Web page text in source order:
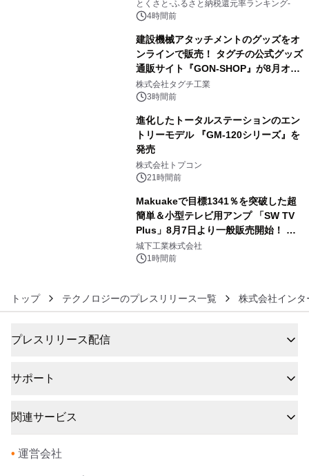
とくさと-ふるさと納税還元率ランキング-
4時間前
建設機械アタッチメントのグッズをオ
ンラインで販売！ タグチの公式グッズ
通販サイト『GON-SHOP』が8月オー
プン
株式会社タグチ工業
3時間前
進化したトータルステーションのエン
トリーモデル 『GM-120シリーズ』を
発売
株式会社トプコン
21時間前
Makuakeで目標1341％を突破した超
簡単＆小型テレビ用アンプ 「SW TV
Plus」8月7日より一般販売開始！ ケ
ーブル1本つなぐだけ、テレビの音が
ぐっと豊かに
城下工業株式会社
1時間前
トップ テクノロジーのプレスリリース一覧 株式会社インタ
プレスリリース配信
サポート
関連サービス
• 運営会社